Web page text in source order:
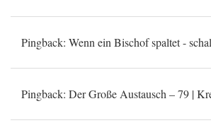
Pingback: Wenn ein Bischof spaltet -
Pingback: Der Große Austausch – 79 |